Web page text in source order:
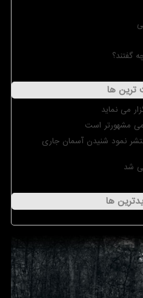
گفتند؟
ترین ها
می نماید
مشهورتر است
نمود شنیدن آسمان جاری
شد
ها